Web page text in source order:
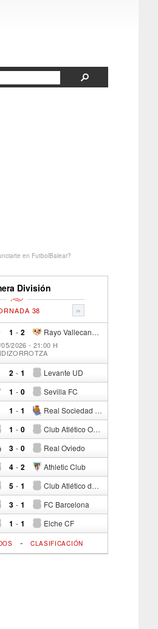
en FutbolBalear?
División
»
38
1 - Rayo Vallecano de Madrid
2
2026 - 21:00 H
2 - Levante UD
1
1 - Sevilla FC
0
1 - Real Sociedad de Fútbol
1
1 - Club Atlético Osasuna
0
3 - Real Oviedo
0
4 - Athletic Club
2
5 - Club Atlético de Madrid
1
3 - FC Barcelona
1
1 - Elche CF
1
- CLASIFICACIÓN